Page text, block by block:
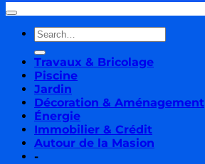
Travaux & Bricolage
Piscine
Jardin
Décoration & Aménagement
Énergie
Immobilier & Crédit
Autour de la Masion
-